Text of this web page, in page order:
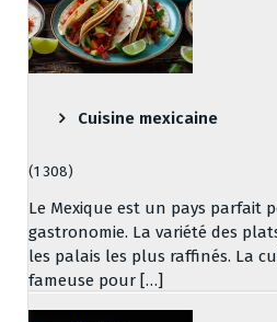
Cuisine mexicaine
(1 308)
Le Mexique est un pays parfait
gastronomie. La variété des
les palais les plus raffinés. La
fameuse pour […]